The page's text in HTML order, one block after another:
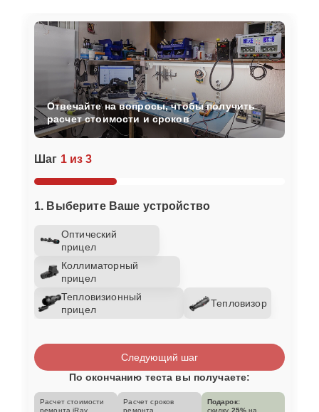
Шаг 1 из 3
1. Выберите Ваше устройство
Оптический
прицел
Коллиматорный
прицел
Тепловизионный
прицел
Тепловизор
Отвечайте на вопросы, чтобы получить
расчет стоимости и сроков
Следующий шаг
По окончанию теста вы получаете:
Расчет стоимости
ремонта iRay
Расчет сроков
ремонта
Подарок:
скидку 25% на